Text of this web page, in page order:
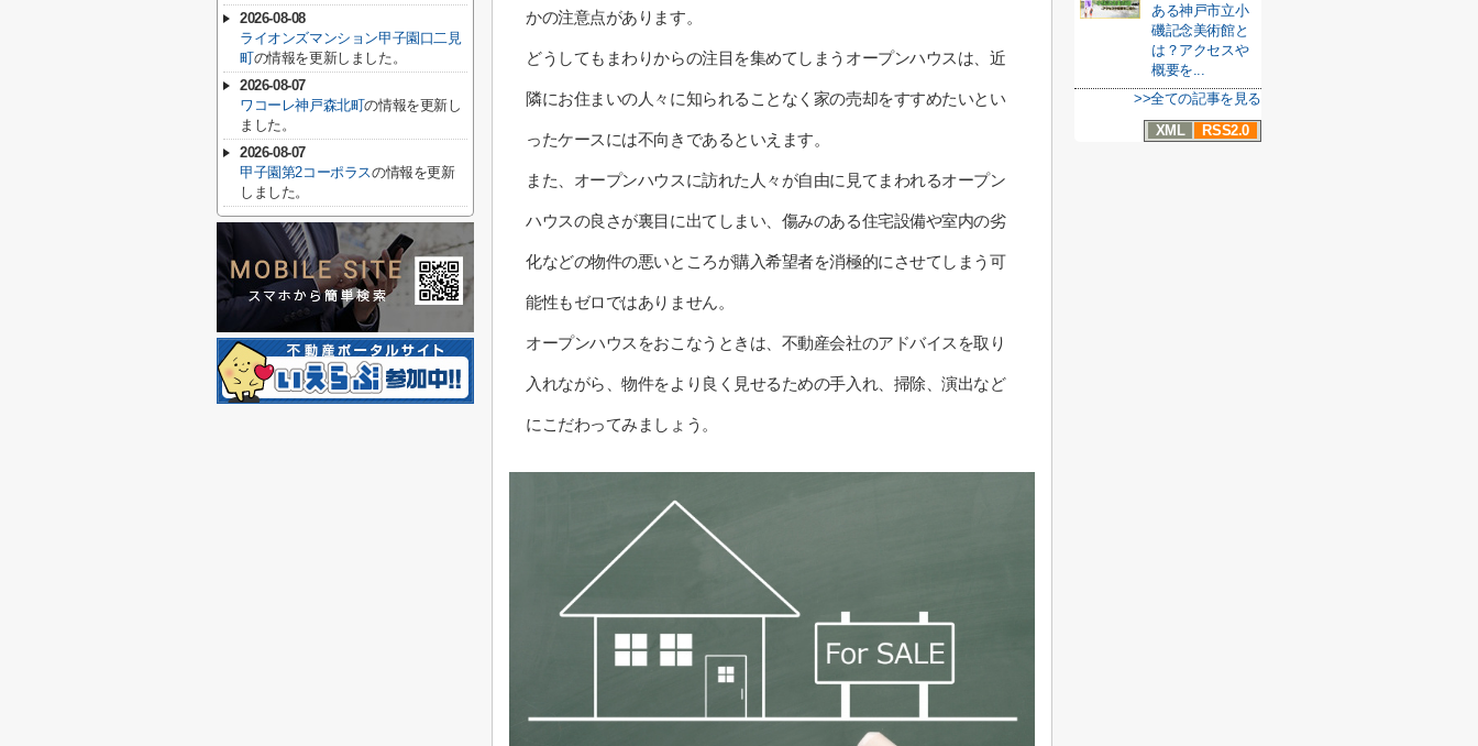
かの注意点があります。
どうしてもまわりからの注目を集めてしまうオープンハウスは、近
隣にお住まいの人々に知られることなく家の売却をすすめたいとい
ったケースには不向きであるといえます。
また、オープンハウスに訪れた人々が自由に見てまわれるオープン
ハウスの良さが裏目に出てしまい、傷みのある住宅設備や室内の劣
化などの物件の悪いところが購入希望者を消極的にさせてしまう可
能性もゼロではありません。
オープンハウスをおこなうときは、不動産会社のアドバイスを取り
入れながら、物件をより良く見せるための手入れ、掃除、演出など
にこだわってみましょう。
ある神戸市立小
磯記念美術館と
は？アクセスや
概要を...
>>全ての記事を見る
XML
RSS2.0
2026-08-08
ライオンズマンション甲子園口二見
町の情報を更新しました。
2026-08-07
ワコーレ神戸森北町の情報を更新し
ました。
2026-08-07
甲子園第2コーポラスの情報を更新
しました。